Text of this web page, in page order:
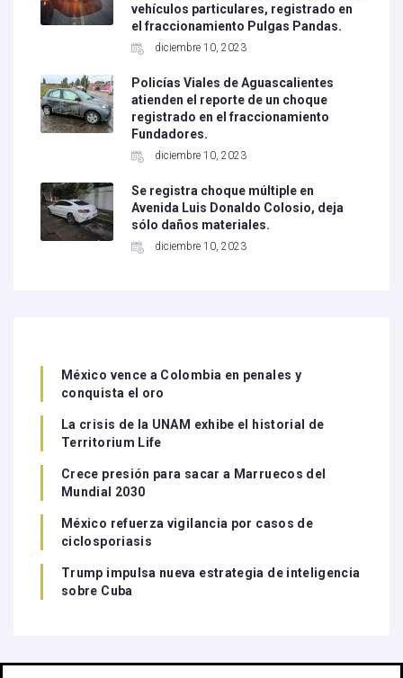
vehículos particulares, registrado en
el fraccionamiento Pulgas Pandas.
diciembre 10, 2023
Policías Viales de Aguascalientes
atienden el reporte de un choque
registrado en el fraccionamiento
Fundadores.
diciembre 10, 2023
Se registra choque múltiple en
Avenida Luis Donaldo Colosio, deja
sólo daños materiales.
diciembre 10, 2023
México vence a Colombia en penales y
conquista el oro
La crisis de la UNAM exhibe el historial de
Territorium Life
Crece presión para sacar a Marruecos del
Mundial 2030
México refuerza vigilancia por casos de
ciclosporiasis
Trump impulsa nueva estrategia de inteligencia
sobre Cuba